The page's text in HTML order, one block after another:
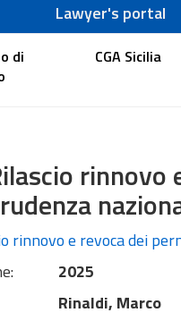
Lawyer's portal
di
CGA Sicilia
rinnovo e revoca dei
2025
Rinaldi, Marco